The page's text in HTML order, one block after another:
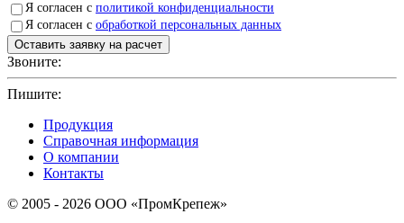
Я согласен с политикой конфиденциальности
Я согласен с обработкой персональных данных
Звоните:
Пишите:
Продукция
Справочная информация
О компании
Контакты
© 2005 - 2026 OOO «ПромКрепеж»